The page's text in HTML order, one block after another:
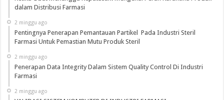
dalam Distribusi Farmasi
2 minggu ago
Pentingnya Penerapan Pemantauan Partikel Pada Industri Steril
Farmasi Untuk Pemastian Mutu Produk Steril
2 minggu ago
Penerapan Data Integrity Dalam Sistem Quality Control Di Industri
Farmasi
2 minggu ago